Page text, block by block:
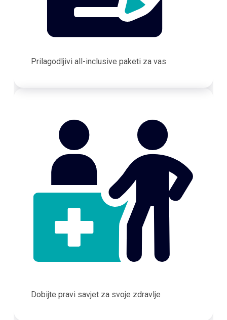
Prilagodljivi all-inclusive paketi za vas
Dobijte pravi savjet za svoje zdravlje